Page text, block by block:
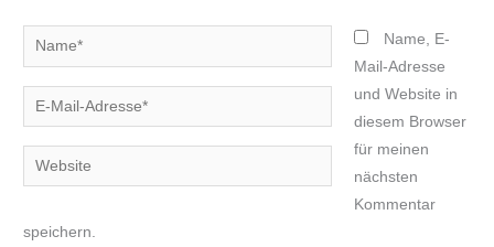
Name*
E-
Mail-
Website
Name, E-
Mail-Adresse
und Website in
diesem Browser
für meinen
nächsten
Kommentar
speichern.